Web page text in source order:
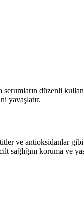
düzenli
yavaşlatır.
ve antioksidanlar
koruma ve